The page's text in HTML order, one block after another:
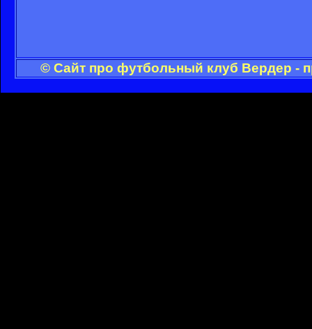
© Сайт про футбольный клуб Вердер -